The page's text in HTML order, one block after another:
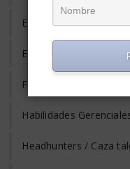
Evaluación del
Eventos y
Formación y
Habilidades
Headhunters / Caza